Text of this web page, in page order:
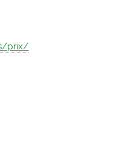
prix/